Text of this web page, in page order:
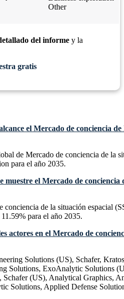
Other
del informe y la
gratis
el Mercado de conciencia
de Mercado de conciencia de la
para el año 2035.
muestre el Mercado de conciencia
conciencia de la situación espacial
para el año 2035.
actores en el Mercado de
Solutions (US), Schafer,
Solutions, ExoAnalytic Solutions
Schafer (US), Analytical Graphics,
Solutions, Applied Defense